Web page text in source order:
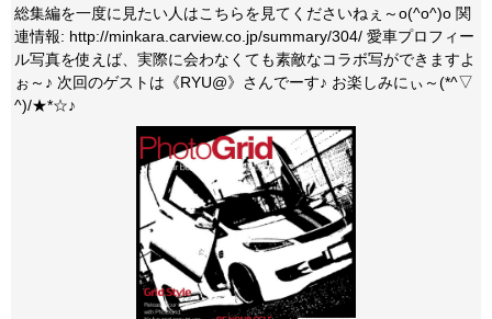
総集編を一度に見たい人はこちらを見てくださいねぇ～o(^o^)o 関
連情報: http://minkara.carview.co.jp/summary/304/ 愛車プロフィー
ル写真を使えば、実際に会わなくても素敵なコラボ写ができますよ
ぉ～♪ 次回のゲストは《RYU@》さんでーす♪ お楽しみにぃ～(*^▽
^)/★*☆♪